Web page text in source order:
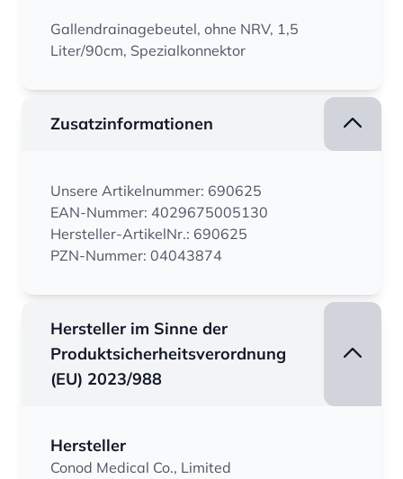
Gallendrainagebeutel, ohne NRV, 1,5
Liter/90cm, Spezialkonnektor
Zusatzinformationen
Unsere Artikelnummer: 690625
EAN-Nummer: 4029675005130
Hersteller-ArtikelNr.: 690625
PZN-Nummer: 04043874
Hersteller im Sinne der
Produktsicherheitsverordnung
(EU) 2023/988
Hersteller
Conod Medical Co., Limited